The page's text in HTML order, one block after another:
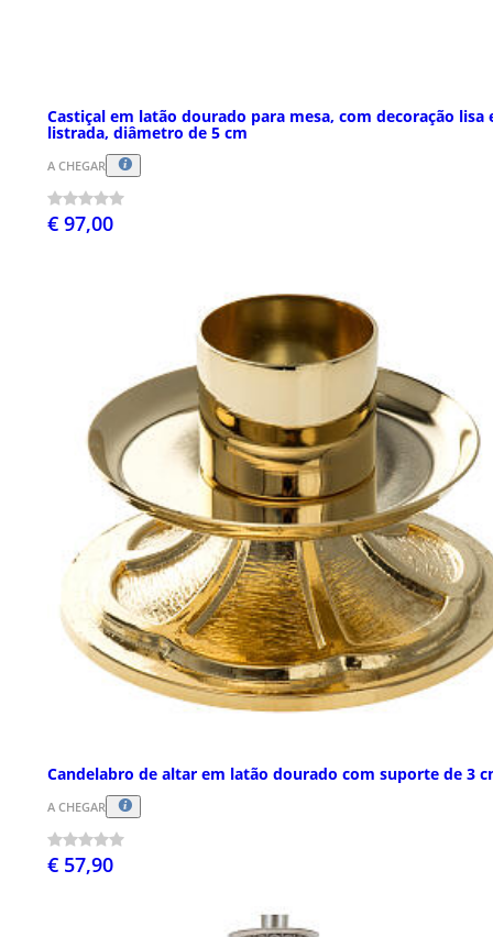
Castiçal em latão dourado para mesa, com decoração lisa
listrada, diâmetro de 5 cm
A CHEGAR
€ 97,00
Candelabro de altar em latão dourado com suporte de 3
A CHEGAR
€ 57,90